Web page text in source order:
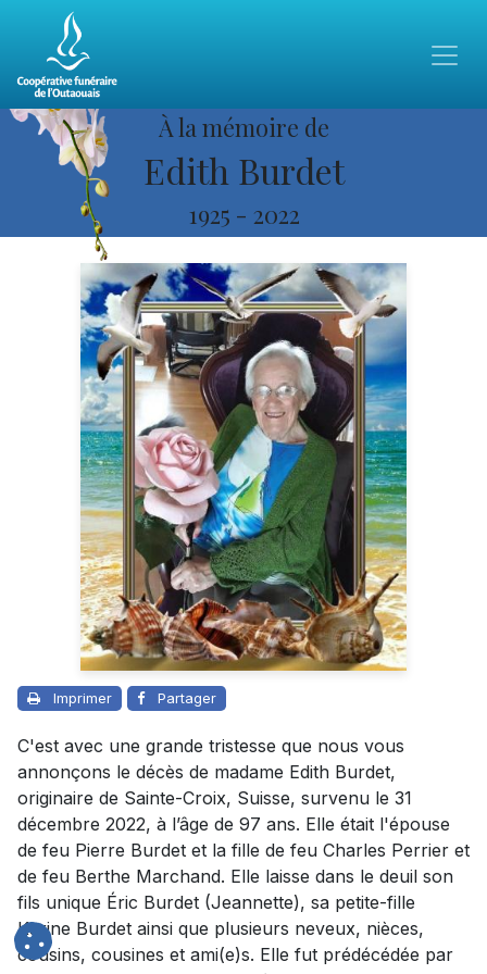
À la mémoire de
Edith Burdet
1925 - 2022
Imprimer Partager
C'est avec une grande tristesse que nous vous
annonçons le décès de madame Edith Burdet,
originaire de Sainte-Croix, Suisse, survenu le 31
décembre 2022, à l’âge de 97 ans. Elle était l'épouse
de feu Pierre Burdet et la fille de feu Charles Perrier et
de feu Berthe Marchand. Elle laisse dans le deuil son
fils unique Éric Burdet (Jeannette), sa petite-fille
Karine Burdet ainsi que plusieurs neveux, nièces,
cousins, cousines et ami(e)s. Elle fut prédécédée par